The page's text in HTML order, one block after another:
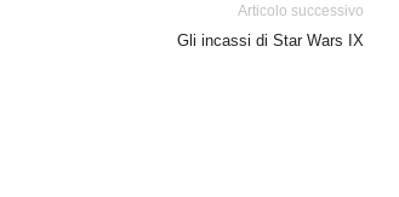
Articolo successivo
Gli incassi di Star Wars IX